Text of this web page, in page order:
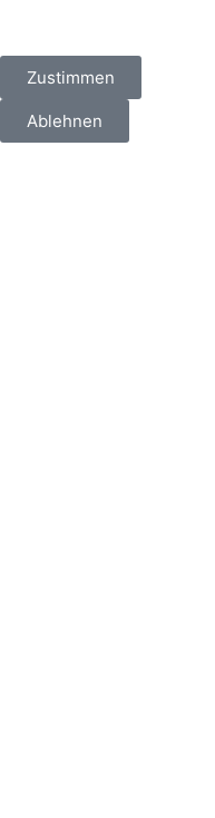
Zustimmen
Ablehnen